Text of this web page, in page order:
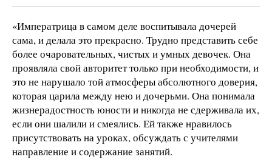
«Императрица в самом деле воспитывала дочерей
сама, и делала это прекрасно. Трудно представить себе
более очаровательных, чистых и умных девочек. Она
проявляла свой авторитет только при необходимости, и
это не нарушало той атмосферы абсолютного доверия,
которая царила между нею и дочерьми. Она понимала
жизнерадостность юности и никогда не сдерживала их,
если они шалили и смеялись. Ей также нравилось
присутствовать на уроках, обсуждать с учителями
направление и содержание занятий.